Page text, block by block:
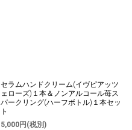
セラムハンドクリーム(イヴピアッツ
ェローズ)１本＆ノンアルコール苺ス
パークリング(ハーフボトル)１本セッ
ト
5,000円 (税別)